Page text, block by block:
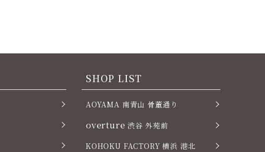
SHOP LIST
AOYAMA 南青山 骨董通り
overture 渋谷 外苑前
KOHOKU FACTORY 横浜 港北